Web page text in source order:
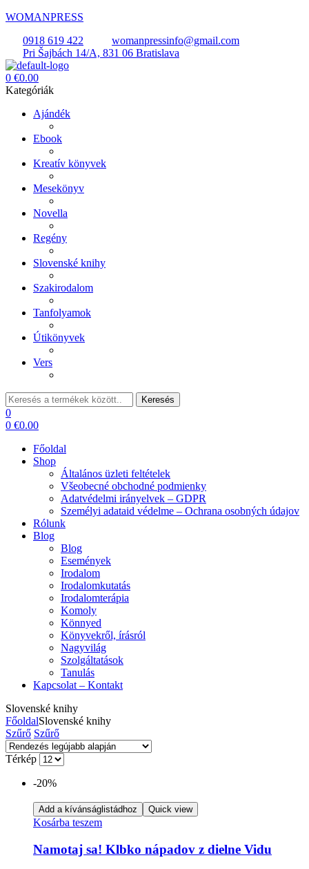
WOMANPRESS
0918 619 422
womanpressinfo@gmail.com
Pri Šajbách 14/A, 831 06 Bratislava
Menü
0 €0.00
Kategóriák
Ajándék
Ebook
Kreatív könyvek
Mesekönyv
Novella
Regény
Slovenské knihy
Szakirodalom
Tanfolyamok
Útikönyvek
Vers
Keresés: Keresés
0
0 €0.00
Főoldal
Shop
Általános üzleti feltételek
Všeobecné obchodné podmienky
Adatvédelmi irányelvek – GDPR
Személyi adataid védelme – Ochrana osobných údajov
Rólunk
Blog
Blog
Események
Irodalom
Irodalomkutatás
Irodalomterápia
Komoly
Könnyed
Könyvekről, írásról
Nagyvilág
Szolgáltatások
Tanulás
Kapcsolat – Kontakt
Slovenské knihy
FőoldalSlovenské knihy
Szűrő Szűrő
Térkép
-20%
Add a kívánságlistádhoz Quick view
Kosárba teszem
Namotaj sa! Klbko nápadov z dielne Vidu